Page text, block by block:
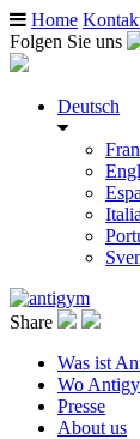
Home
Folgen Sie uns
Deutsch
Share
Was ist
Wo
Presse
About us